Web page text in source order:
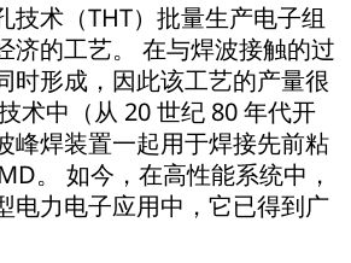
技术（THT）批量生产电子组
济的工艺。 在与焊波接触的过
时形成，因此该工艺的产量很
术中（从 20 世纪 80 年代开
峰焊装置一起用于焊接先前粘
。 如今，在高性能系统中，
电力电子应用中，它已得到广